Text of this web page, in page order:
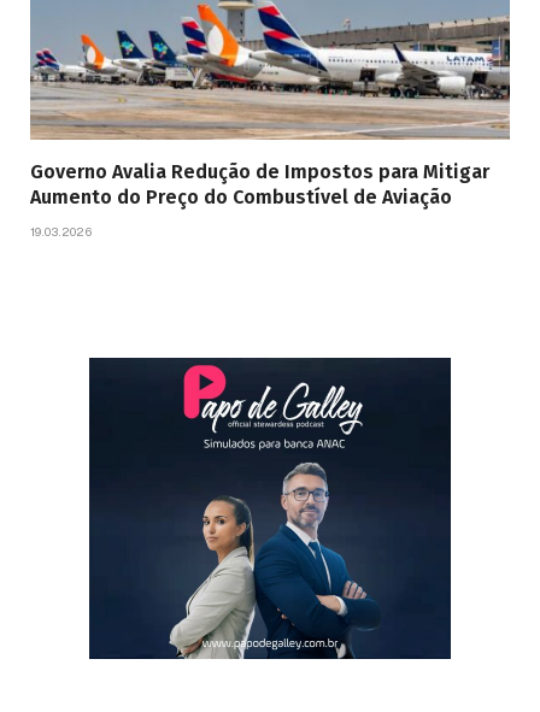
Governo Avalia Redução de Impostos para Mitigar
Aumento do Preço do Combustível de Aviação
19.03.2026